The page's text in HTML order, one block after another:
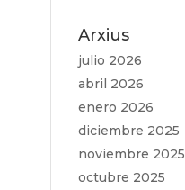
Arxius
julio 2026
abril 2026
enero 2026
diciembre 2025
noviembre 2025
octubre 2025